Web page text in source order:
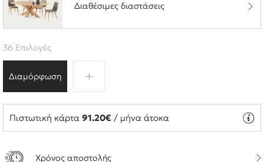
Διαθέσιμες διαστάσεις
Διαμόρφωση
36 Επιλογές
Πιστωτική κάρτα 91.20€ / μήνα άτοκα
Χρόνος αποστολής